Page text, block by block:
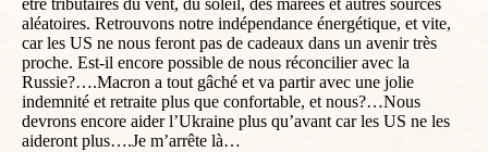
être tributaires du vent, du soleil, des marées et autres sources
aléatoires. Retrouvons notre indépendance énergétique, et vite,
car les US ne nous feront pas de cadeaux dans un avenir très
proche. Est-il encore possible de nous réconcilier avec la
Russie?….Macron a tout gâché et va partir avec une jolie
indemnité et retraite plus que confortable, et nous?…Nous
devrons encore aider l’Ukraine plus qu’avant car les US ne les
aideront plus….Je m’arrête là…